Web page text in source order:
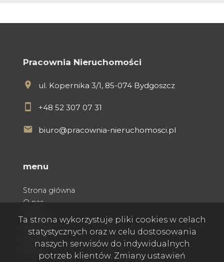
Pracownia Nieruchomości
ul. Kopernika 3/1, 85-074 Bydgoszcz
+48 52 307 07 31
biuro@pracownia-nieruchomosci.pl
menu
Strona główna
O nas
Ta strona wykorzystuje pliki cookies w celach
statystycznych oraz w celu dostosowania
naszych serwisów do indywidualnych
potrzeb klientów. Zmiany ustawień